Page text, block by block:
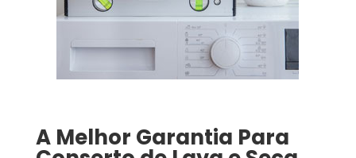
A Melhor Garantia Para